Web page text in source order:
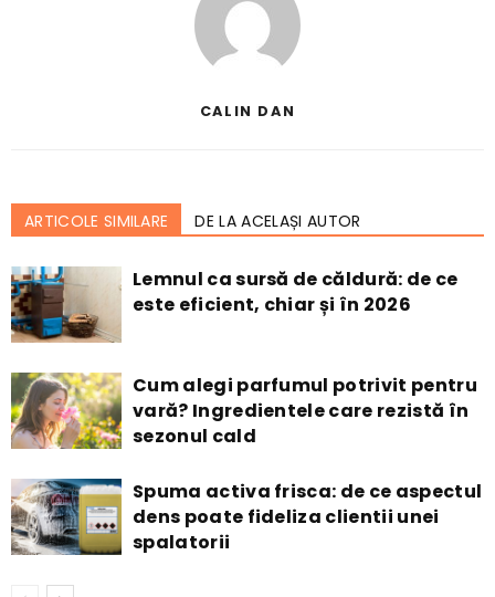
CALIN DAN
ARTICOLE SIMILARE DE LA ACELAȘI AUTOR
Lemnul ca sursă de căldură: de ce
este eficient, chiar și în 2026
Cum alegi parfumul potrivit pentru
vară? Ingredientele care rezistă în
sezonul cald
Spuma activa frisca: de ce aspectul
dens poate fideliza clientii unei
spalatorii